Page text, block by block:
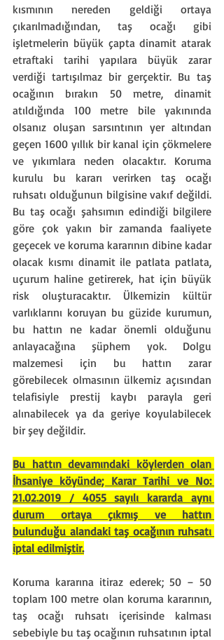
kısmının nereden geldiği ortaya
çıkarılmadığından, taş ocağı gibi
işletmelerin büyük çapta dinamit atarak
etraftaki tarihi yapılara büyük zarar
verdiği tartışılmaz bir gerçektir. Bu taş
ocağının bırakın 50 metre, dinamit
atıldığında 100 metre bile yakınında
olsanız oluşan sarsıntının yer altından
geçen 1600 yıllık bir kanal için çökmelere
ve yıkımlara neden olacaktır. Koruma
kurulu bu kararı verirken taş ocağı
ruhsatı olduğunun bilgisine vakıf değildi.
Bu taş ocağı şahsımın edindiği bilgilere
göre çok yakın bir zamanda faaliyete
geçecek ve koruma kararının dibine kadar
olacak kısmı dinamit ile patlata patlata,
uçurum haline getirerek, hat için büyük
risk oluşturacaktır. Ülkemizin kültür
varlıklarını koruyan bu güzide kurumun,
bu hattın ne kadar önemli olduğunu
anlayacağına şüphem yok. Dolgu
malzemesi için bu hattın zarar
görebilecek olmasının ülkemiz açısından
telafisiyle prestij kaybı parayla geri
alınabilecek ya da geriye koyulabilecek
bir şey değildir.
Bu hattın devamındaki köylerden olan
İhsaniye köyünde; Karar Tarihi ve No:
21.02.2019 / 4055 sayılı kararda aynı
durum ortaya çıkmış ve hattın
bulunduğu alandaki taş ocağının ruhsatı
iptal edilmiştir.
Koruma kararına itiraz ederek; 50 – 50
toplam 100 metre olan koruma kararının,
taş ocağı ruhsatı içerisinde kalması
sebebiyle bu taş ocağının ruhsatının iptal